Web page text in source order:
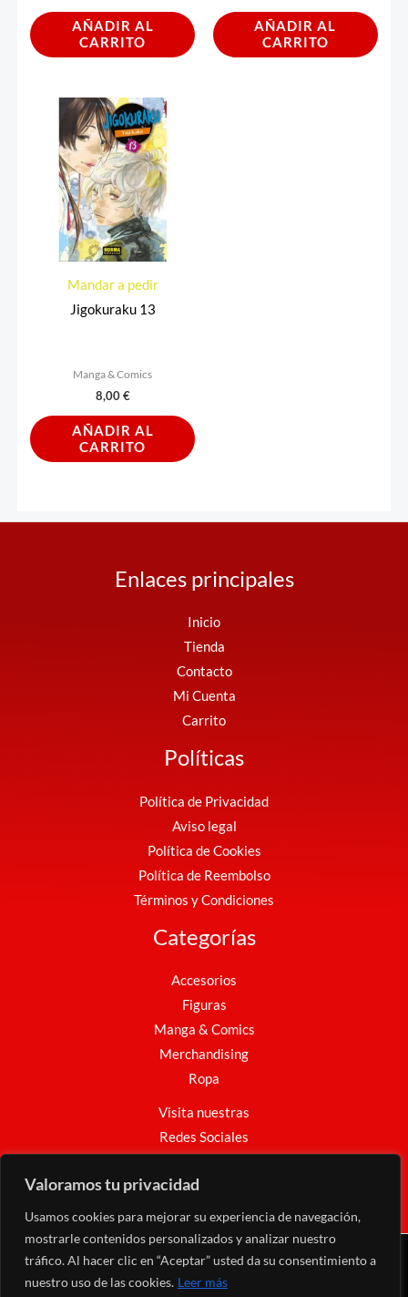
Valoramos tu privacidad
Usamos cookies para mejorar su experiencia de navegación,
mostrarle contenidos personalizados y analizar nuestro
tráfico. Al hacer clic en “Aceptar” usted da su consentimiento a
nuestro uso de las cookies. Leer más
AÑADIR AL
CARRITO
AÑADIR AL
CARRITO
Mandar a pedir
Jigokuraku 13
Manga & Comics
8,00€
AÑADIR AL
CARRITO
Enlaces principales
Inicio
Tienda
Contacto
Mi Cuenta
Carrito
Políticas
Política de Privacidad
Aviso legal
Política de Cookies
Política de Reembolso
Términos y Condiciones
Categorías
Accesorios
Figuras
Manga & Comics
Merchandising
Ropa
Visita nuestras
Redes Sociales
Copyright © 2026 Nakama Mundo Friki